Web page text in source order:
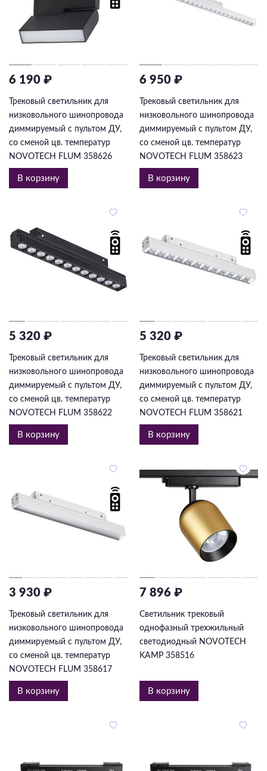
6 190 ₽
Трековый светильник для
низковольного шинопровода
диммируемый с пультом ДУ,
со сменой цв. температур
NOVOTECH FLUM 358626
В корзину
6 950 ₽
Трековый светильник для
низковольного шинопровода
диммируемый с пультом ДУ,
со сменой цв. температур
NOVOTECH FLUM 358623
В корзину
5 320 ₽
Трековый светильник для
низковольного шинопровода
диммируемый с пультом ДУ,
со сменой цв. температур
NOVOTECH FLUM 358622
В корзину
5 320 ₽
Трековый светильник для
низковольного шинопровода
диммируемый с пультом ДУ,
со сменой цв. температур
NOVOTECH FLUM 358621
В корзину
3 930 ₽
Трековый светильник для
низковольного шинопровода
диммируемый с пультом ДУ,
со сменой цв. температур
NOVOTECH FLUM 358617
В корзину
7 896 ₽
Светильник трековый
однофазный трехжильный
светодиодный NOVOTECH
KAMP 358516
В корзину